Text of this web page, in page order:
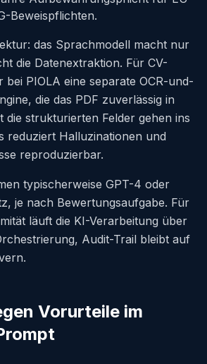
Beweispflichten.
das Sprachmodell macht nur
die Datenextraktion. Für CV-
bei PIOLA eine separate OCR-und-
die das PDF zuverlässig in
die strukturierten Felder gehen ins
reduziert Halluzinationen und
reproduzierbar.
typischerweise GPT-4 oder
je nach Bewertungsaufgabe. Für
läuft die KI-Verarbeitung über
Audit-Trail bleibt auf
Vorurteile im